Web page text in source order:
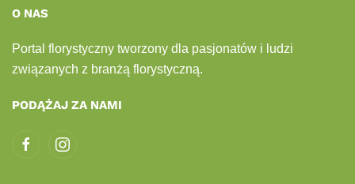
O NAS
Portal florystyczny tworzony dla pasjonatów i ludzi
związanych z branżą florystyczną.
PODĄŻAJ ZA NAMI